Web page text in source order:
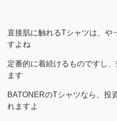
直接肌に触れるTシャツは、や
すよね
定番的に着続けるものですし
ます
BATONERのTシャツなら、投
れますよ